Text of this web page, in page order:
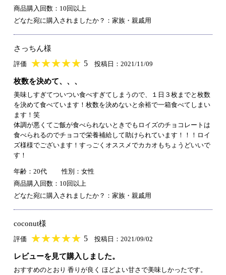
商品購入回数：10回以上
どなた宛に購入されましたか？：家族・親戚用
さっちん様
評価 ★★★★★
★★★★★ 5 投稿日：2021/11/09
枚数を決めて、、、
美味しすぎてついつい食べすぎてしまうので、１日３枚までと枚数
を決めて食べています！枚数を決めないと余裕で一箱食べてしまい
ます！笑
体調が悪くてご飯が食べられないときでもロイズのチョコレートは
食べられるのでチョコで栄養補給して助けられています！！！ロイ
ズ様様でございます！すっごくオススメでカカオもちょうどいいで
す！
年齢：20代
性別：女性
商品購入回数：10回以上
どなた宛に購入されましたか？：家族・親戚用
coconut様
評価 ★★★★★
★★★★★ 5 投稿日：2021/09/02
レビューを見て購入しました。
おすすめのとおり 香りが良く ほどよい甘さで美味しかったです。